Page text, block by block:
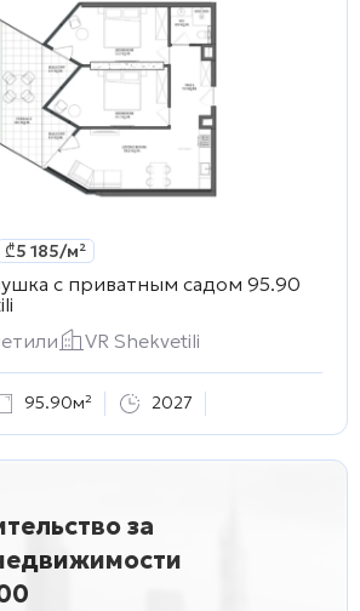
₾5 185/м²
с приватным садом 95.90
VR Shekvetili
95.90м² 2027
за